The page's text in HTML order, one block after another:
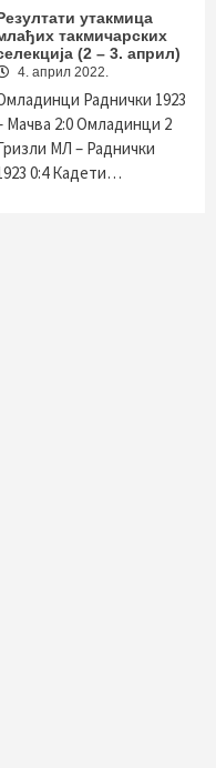
утакмица
такмичарских
(2 – 3. април)
4. април 2022.
Раднички 1923
Мачва 2:0 Омладинци 2
МЛ – Раднички
0:4 Кадети…